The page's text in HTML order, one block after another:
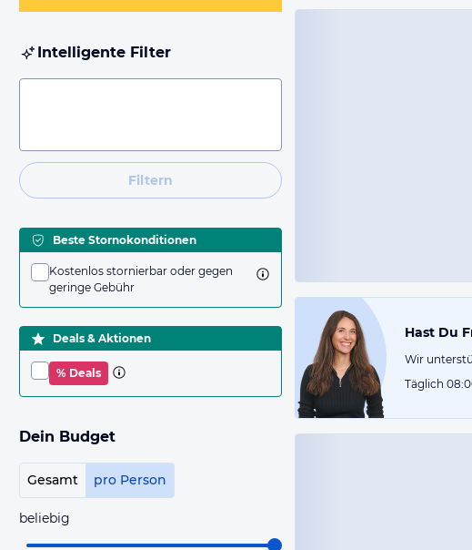
Intelligente Filter
Filtern
Beste Stornokonditionen
Kostenlos stornierbar oder gegen
geringe Gebühr
Deals & Aktionen
% Deals
Dein Budget
Gesamt pro Person
beliebig
Hast Du
Wir
Täglich